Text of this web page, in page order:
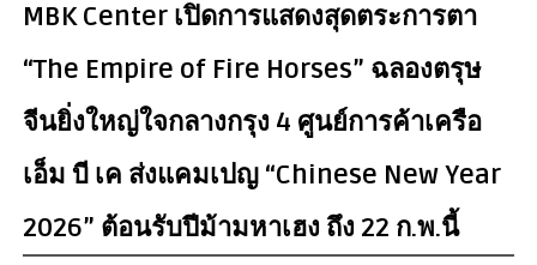
MBK Center เปิดการแสดงสุดตระการตา
“The Empire of Fire Horses” ฉลองตรุษ
จีนยิ่งใหญ่ใจกลางกรุง 4 ศูนย์การค้าเครือ
เอ็ม บี เค ส่งแคมเปญ “Chinese New Year
2026” ต้อนรับปีม้ามหาเฮง ถึง 22 ก.พ.นี้